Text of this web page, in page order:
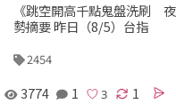
《跳空開高千點鬼盤洗刷
勢摘要 昨日（8/5）台指
2454
3774 1 1